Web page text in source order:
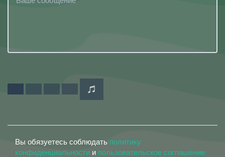
Вы обязуетесь соблюдать политику
конфиденциальности и пользовательское соглашение